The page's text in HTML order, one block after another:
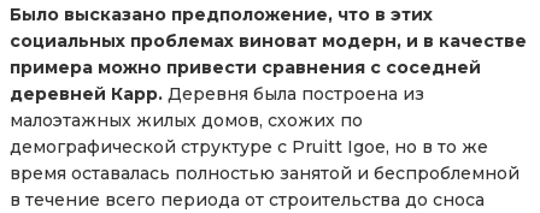
Было высказано предположение, что в этих
социальных проблемах виноват модерн, и в качестве
примера можно привести сравнения с соседней
деревней Карр. Деревня была построена из
малоэтажных жилых домов, схожих по
демографической структуре с Pruitt Igoe, но в то же
время оставалась полностью занятой и беспроблемной
в течение всего периода от строительства до сноса